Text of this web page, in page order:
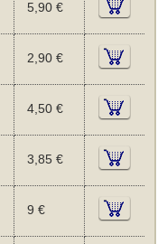
5,90 €
2,90 €
4,50 €
3,85 €
9 €